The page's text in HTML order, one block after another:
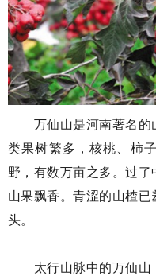
万仙山是河南著名的
类果树繁多，核桃、柿
野，有数万亩之多。过了
山果飘香。青涩的山楂
头。
太行山脉中的万仙山